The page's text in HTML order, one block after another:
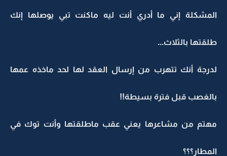
المشكلة إني ما أدري أنت ليه ماكنت تبي يوصلها إنك
طلقتها بالثلاث...
لدرجة أنك تتهرب من إرسال العقد لها لحد ماخذه عمها
بالغصب قبل فترة بسيطة!!
مهتم من مشاعرها يعني عقب ماطلقتها وأنت توك في
المطار؟؟؟